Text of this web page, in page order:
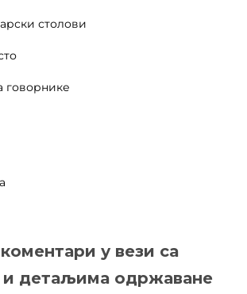
столови
говорнике
у вези са
детаљима одржаване